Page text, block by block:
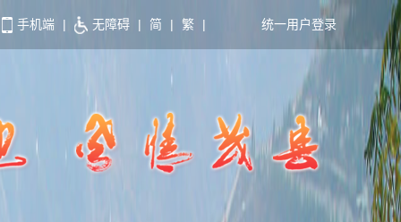
手机端 | 无障碍 | 简 | 繁 | 统一用户登录